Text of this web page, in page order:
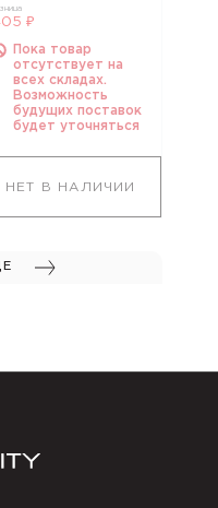
₽
Пока товар
отсутствует на
всех складах.
Возможность
будущих поставок
будет уточняться
НЕТ В НАЛИЧИИ